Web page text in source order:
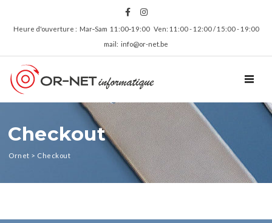
Heure d'ouverture : Mar‑Sam 11:00‑19:00 Ven: 11:00 - 12:00 / 15:00 - 19:00
mail: info@or-net.be
Checkout
Ornet > Checkout